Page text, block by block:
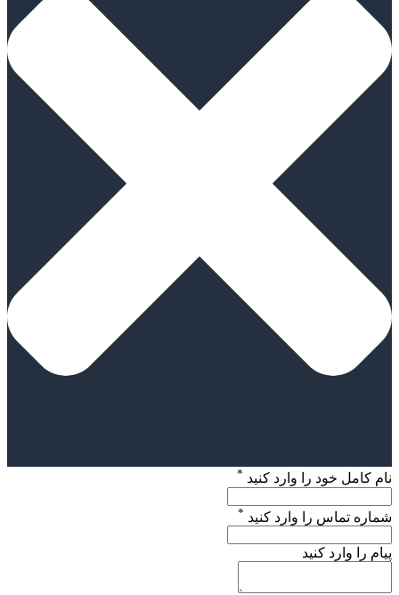
نام کامل خود را وارد کنید *
شماره تماس را وارد کنید *
پیام را وارد کنید